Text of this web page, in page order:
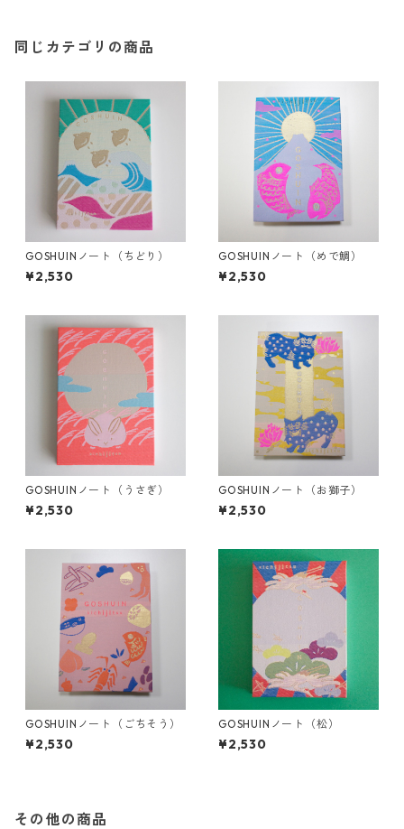
同じカテゴリの商品
GOSHUINノート（ちどり）
¥2,530
GOSHUINノート（めで鯛）
¥2,530
GOSHUINノート（うさぎ）
¥2,530
GOSHUINノート（お獅子）
¥2,530
GOSHUINノート（ごちそう）
¥2,530
GOSHUINノート（松）
¥2,530
その他の商品